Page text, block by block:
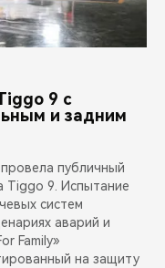
9 с
и задним
публичный
Tiggo 9. Испытание
систем
аварий и
Family»
на защиту